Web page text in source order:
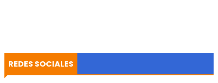
REDES SOCIALES